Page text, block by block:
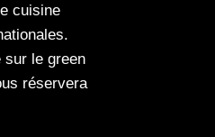
cuisine
sur le green
réservera